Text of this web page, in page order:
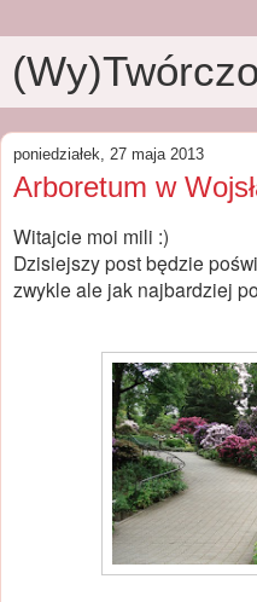
poniedziałek, 27 maja 2013
Arboretum w
Witajcie moi mili :)
Dzisiejszy post będzie
zwykle ale jak najbardziej